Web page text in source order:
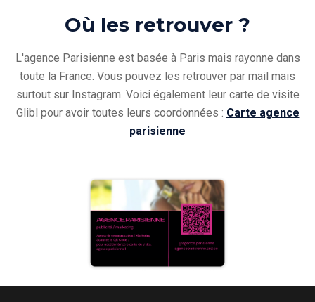
Où les retrouver ?
L'agence Parisienne est basée à Paris mais rayonne dans
toute la France. Vous pouvez les retrouver par mail mais
surtout sur Instagram. Voici également leur carte de visite
Glibl pour avoir toutes leurs coordonnées : Carte agence
parisienne